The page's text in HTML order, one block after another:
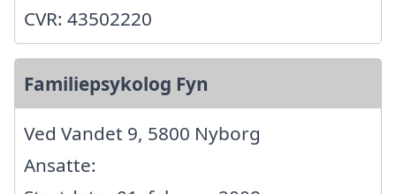
CVR: 43502220
Familiepsykolog Fyn
Ved Vandet 9, 5800 Nyborg
Ansatte: